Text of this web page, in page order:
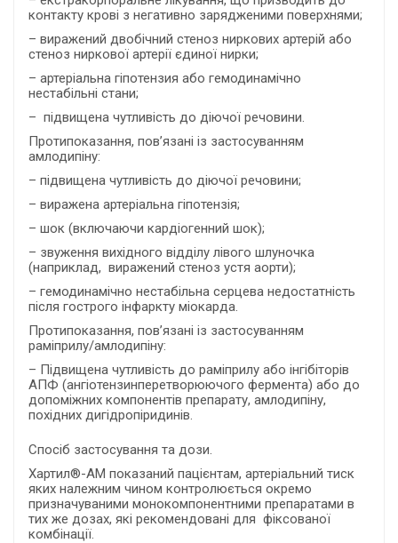
контакту крові з негативно зарядженими поверхнями;
– виражений двобічний стеноз ниркових артерій або
стеноз ниркової артерії єдиної нирки;
– артеріальна гіпотензия або гемодинамічно
нестабільні стани;
– підвищена чутливість до діючої речовини.
Протипоказання, пов’язані із застосуванням
амлодипіну:
– підвищена чутливість до діючої речовини;
– виражена артеріальна гіпотензія;
– шок (включаючи кардіогенний шок);
– звуження вихідного відділу лівого шлуночка
(наприклад, виражений стеноз устя аорти);
– гемодинамічно нестабільна серцева недостатність
після гострого інфаркту міокарда.
Протипоказання, пов’язані із застосуванням
раміприлу/амлодипіну:
– Підвищена чутливість до раміприлу або інгібіторів
АПФ (ангіотензинперетворюючого фермента) або до
допоміжних компонентів препарату, амлодипіну,
похідних дигідропіридинів.
Спосіб застосування та дози.
Хартил®-AM показаний пацієнтам, артеріальний тиск
яких належним чином контролюється окремо
призначуваними монокомпонентними препаратами в
тих же дозах, які рекомендовані для фіксованої
комбінації.